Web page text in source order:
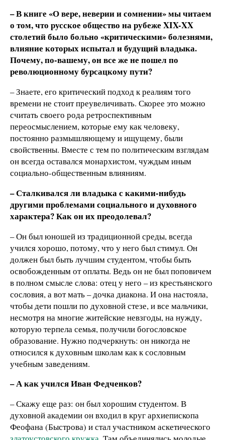
– В книге «О вере, неверии и сомнении» мы читаем
о том, что русское общество на рубеже XIX-XX
столетий было больно «критическими» болезнями,
влияние которых испытал и будущий владыка.
Почему, по-вашему, он все же не пошел по
революционному бурсацкому пути?
– Знаете, его критический подход к реалиям того
времени не стоит преувеличивать. Скорее это можно
считать своего рода ретроспективным
переосмыслением, которые ему как человеку,
постоянно размышляющему и ищущему, были
свойственны. Вместе с тем по политическим взглядам
он всегда оставался монархистом, чуждым иным
социально-общественным влияниям.
– Сталкивался ли владыка с какими-нибудь
другими проблемами социального и духовного
характера? Как он их преодолевал?
– Он был юношей из традиционной среды, всегда
учился хорошо, потому, что у него был стимул. Он
должен был быть лучшим студентом, чтобы быть
освобожденным от оплаты. Ведь он не был поповичем
в полном смысле слова: отец у него – из крестьянского
сословия, а вот мать – дочка диакона. И она настояла,
чтобы дети пошли по духовной стезе, и все мальчики,
несмотря на многие житейские невзгоды, на нужду,
которую терпела семья, получили богословское
образование. Нужно подчеркнуть: он никогда не
относился к духовным школам как к сословным
учебным заведениям.
– А как учился Иван Федченков?
– Скажу еще раз: он был хорошим студентом. В
духовной академии он входил в круг архиепископа
Феофана (Быстрова) и стал участником аскетического